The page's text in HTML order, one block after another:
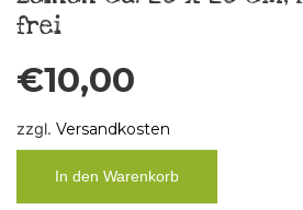
frei
€10,00
zzgl. Versandkosten
In den Warenkorb